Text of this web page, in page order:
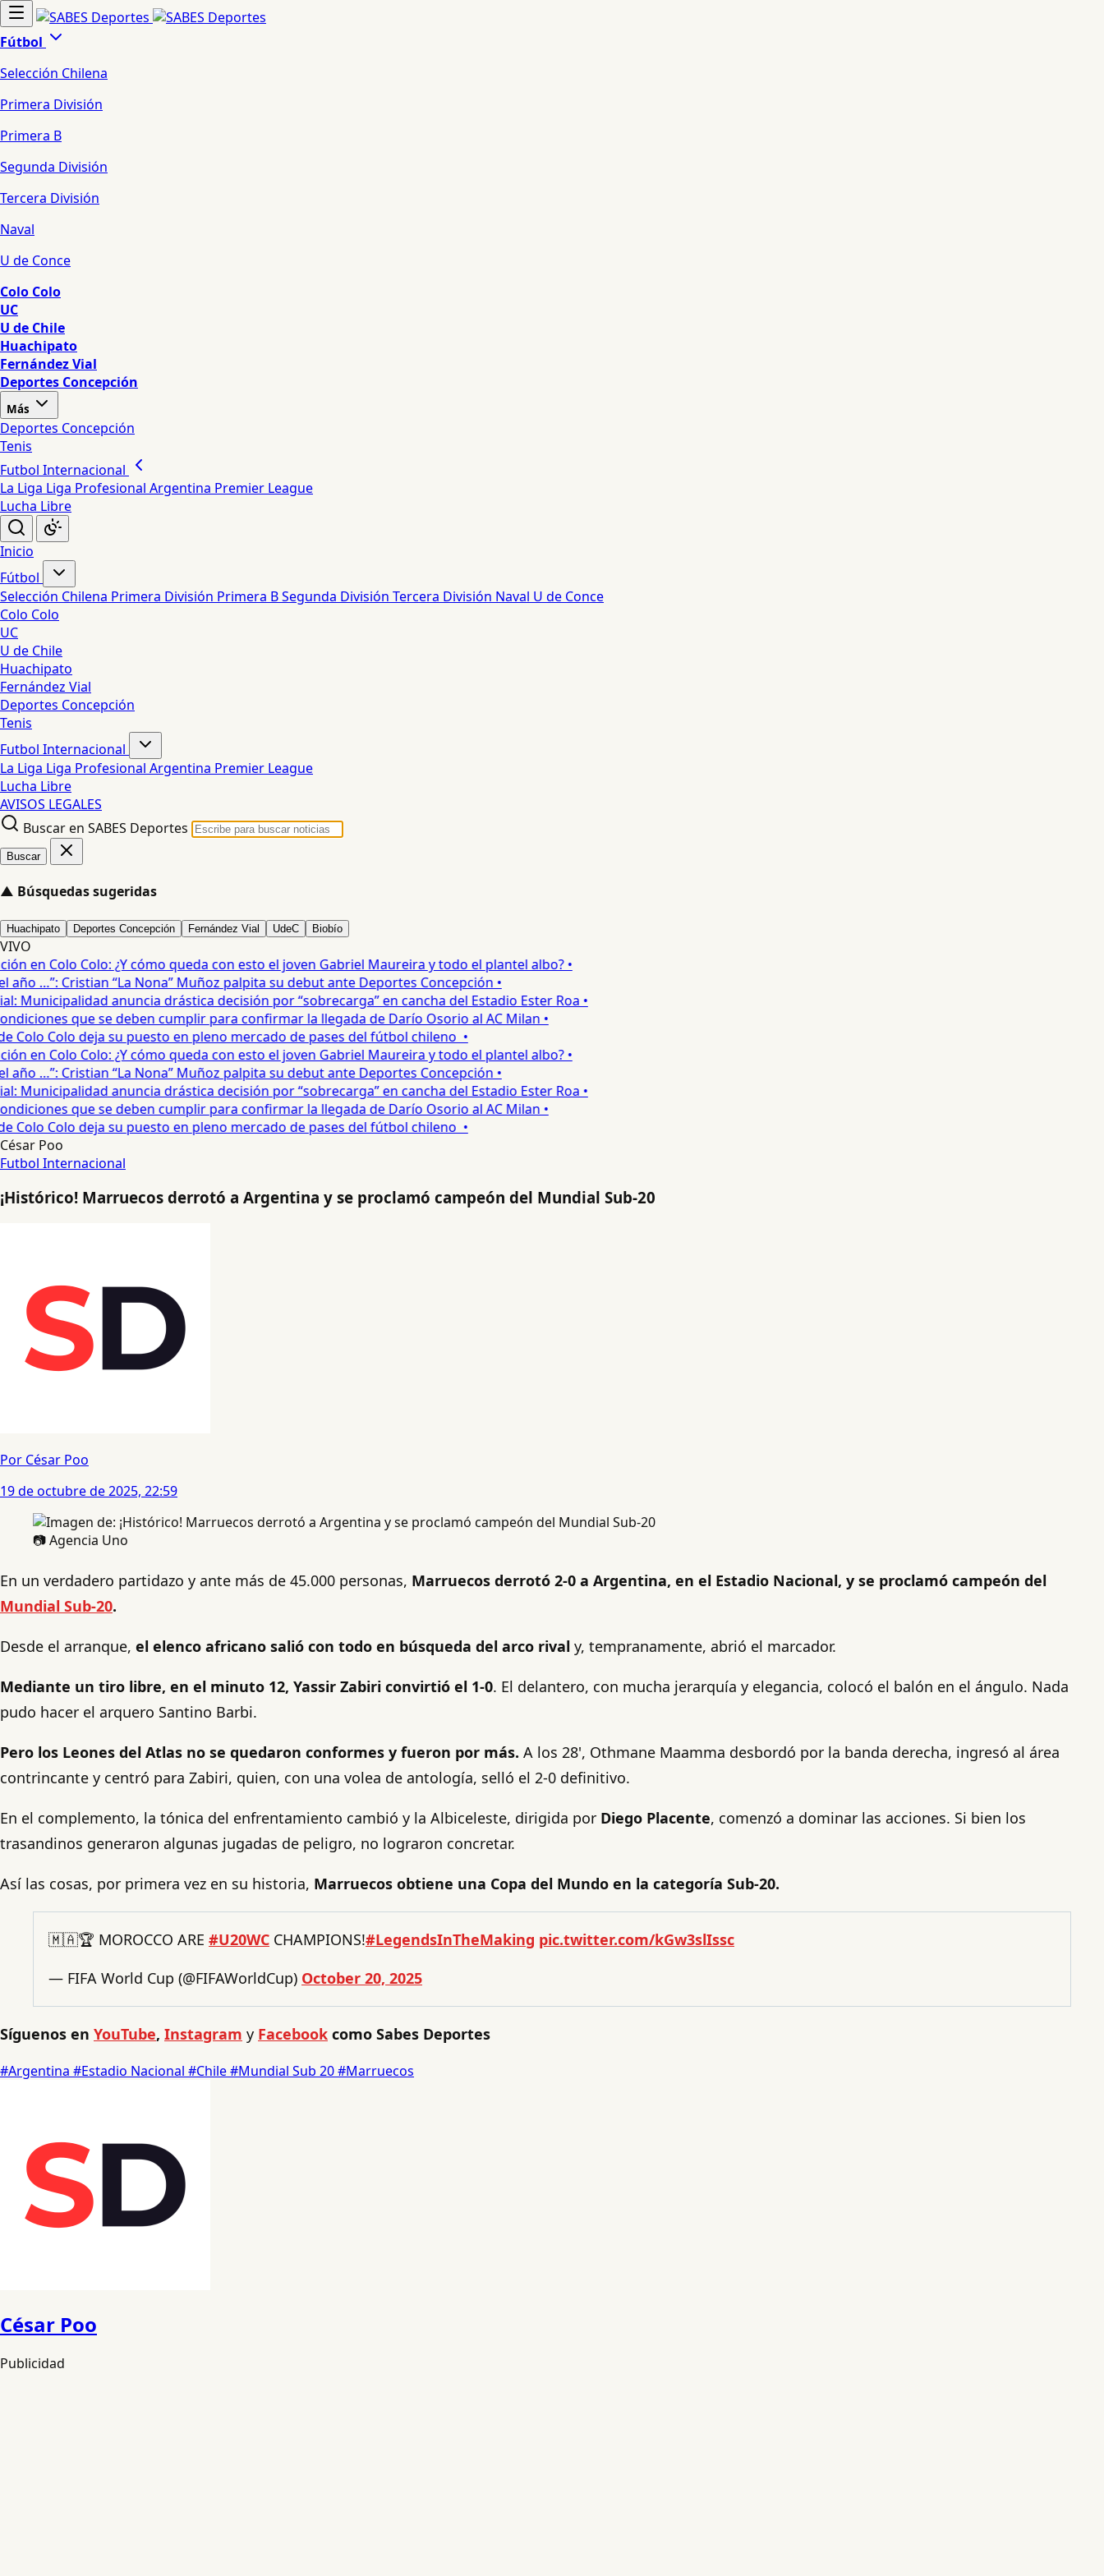
Fútbol
Selección Chilena
Primera División
Primera B
Segunda División
Tercera División
Naval
U de Conce
Colo Colo
UC
U de Chile
Huachipato
Fernández Vial
Deportes Concepción
Más
Deportes Concepción
Tenis
Futbol Internacional
La Liga Liga Profesional Argentina Premier League
Lucha Libre
Inicio
Fútbol
Selección Chilena Primera División Primera BSegunda División Tercera División Naval U de Conce
Colo Colo
UC
U de Chile
Huachipato
Fernández Vial
Deportes Concepción
Tenis
Futbol Internacional
La Liga Liga Profesional Argentina Premier League
Lucha Libre
AVISOS LEGALES
Buscar en SABES Deportes
Buscar
▲ Búsquedas sugeridas
Huachipato Deportes Concepción Fernández Vial UdeC Biobío
VIVO
en Colo Colo: ¿Y cómo queda con esto el joven Gabriel Maureira y todo el plantel albo? •
…”: Cristian “La Nona” Muñoz palpita su debut ante Deportes Concepción •
Municipalidad anuncia drástica decisión por “sobrecarga” en cancha del Estadio Ester Roa •
que se deben cumplir para confirmar la llegada de Darío Osorio al AC Milan •
Colo deja su puesto en pleno mercado de pases del fútbol chileno •
en Colo Colo: ¿Y cómo queda con esto el joven Gabriel Maureira y todo el plantel albo? •
…”: Cristian “La Nona” Muñoz palpita su debut ante Deportes Concepción •
Municipalidad anuncia drástica decisión por “sobrecarga” en cancha del Estadio Ester Roa •
que se deben cumplir para confirmar la llegada de Darío Osorio al AC Milan •
Colo deja su puesto en pleno mercado de pases del fútbol chileno •
César Poo
Futbol Internacional
¡Histórico! Marruecos derrotó a Argentina y se proclamó campeón del Mundial Sub-20
Por César Poo
19 de octubre de 2025, 22:59
📷 Agencia Uno
En un verdadero partidazo y ante más de 45.000 personas, Marruecos derrotó 2-0 a Argentina, en el Estadio Nacional, y se proclamó campeón del
Mundial Sub-20.
Desde el arranque, el elenco africano salió con todo en búsqueda del arco rival y, tempranamente, abrió el marcador.
Mediante un tiro libre, en el minuto 12, Yassir Zabiri convirtió el 1-0. El delantero, con mucha jerarquía y elegancia, colocó el balón en el ángulo. Nada
pudo hacer el arquero Santino Barbi.
Pero los Leones del Atlas no se quedaron conformes y fueron por más. A los 28', Othmane Maamma desbordó por la banda derecha, ingresó al área
contrincante y centró para Zabiri, quien, con una volea de antología, selló el 2-0 definitivo.
En el complemento, la tónica del enfrentamiento cambió y la Albiceleste, dirigida por Diego Placente, comenzó a dominar las acciones. Si bien los
trasandinos generaron algunas jugadas de peligro, no lograron concretar.
Así las cosas, por primera vez en su historia, Marruecos obtiene una Copa del Mundo en la categoría Sub-20.
🇲🇦🏆 MOROCCO ARE #U20WC CHAMPIONS!#LegendsInTheMaking pic.twitter.com/kGw3slIssc
— FIFA World Cup (@FIFAWorldCup) October 20, 2025
Síguenos en YouTube, Instagram y Facebook como Sabes Deportes
#Argentina #Estadio Nacional #Chile#Mundial Sub 20#Marruecos
César Poo
Publicidad